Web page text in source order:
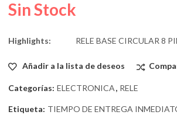
Sin Stock
Highlights: RELE BASE CIRCULAR 8
Añadir a la lista de deseos
Categorías: ELECTRONICA, RELE
Etiqueta: TIEMPO DE ENTREGA